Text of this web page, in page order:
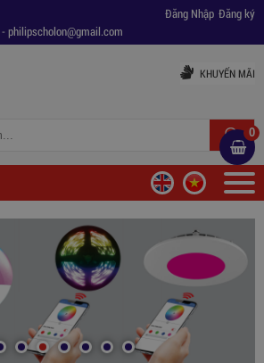
- philipscholon@gmail.com
Đăng ký
Đăng Nhập
KHUYẾN MÃI
0